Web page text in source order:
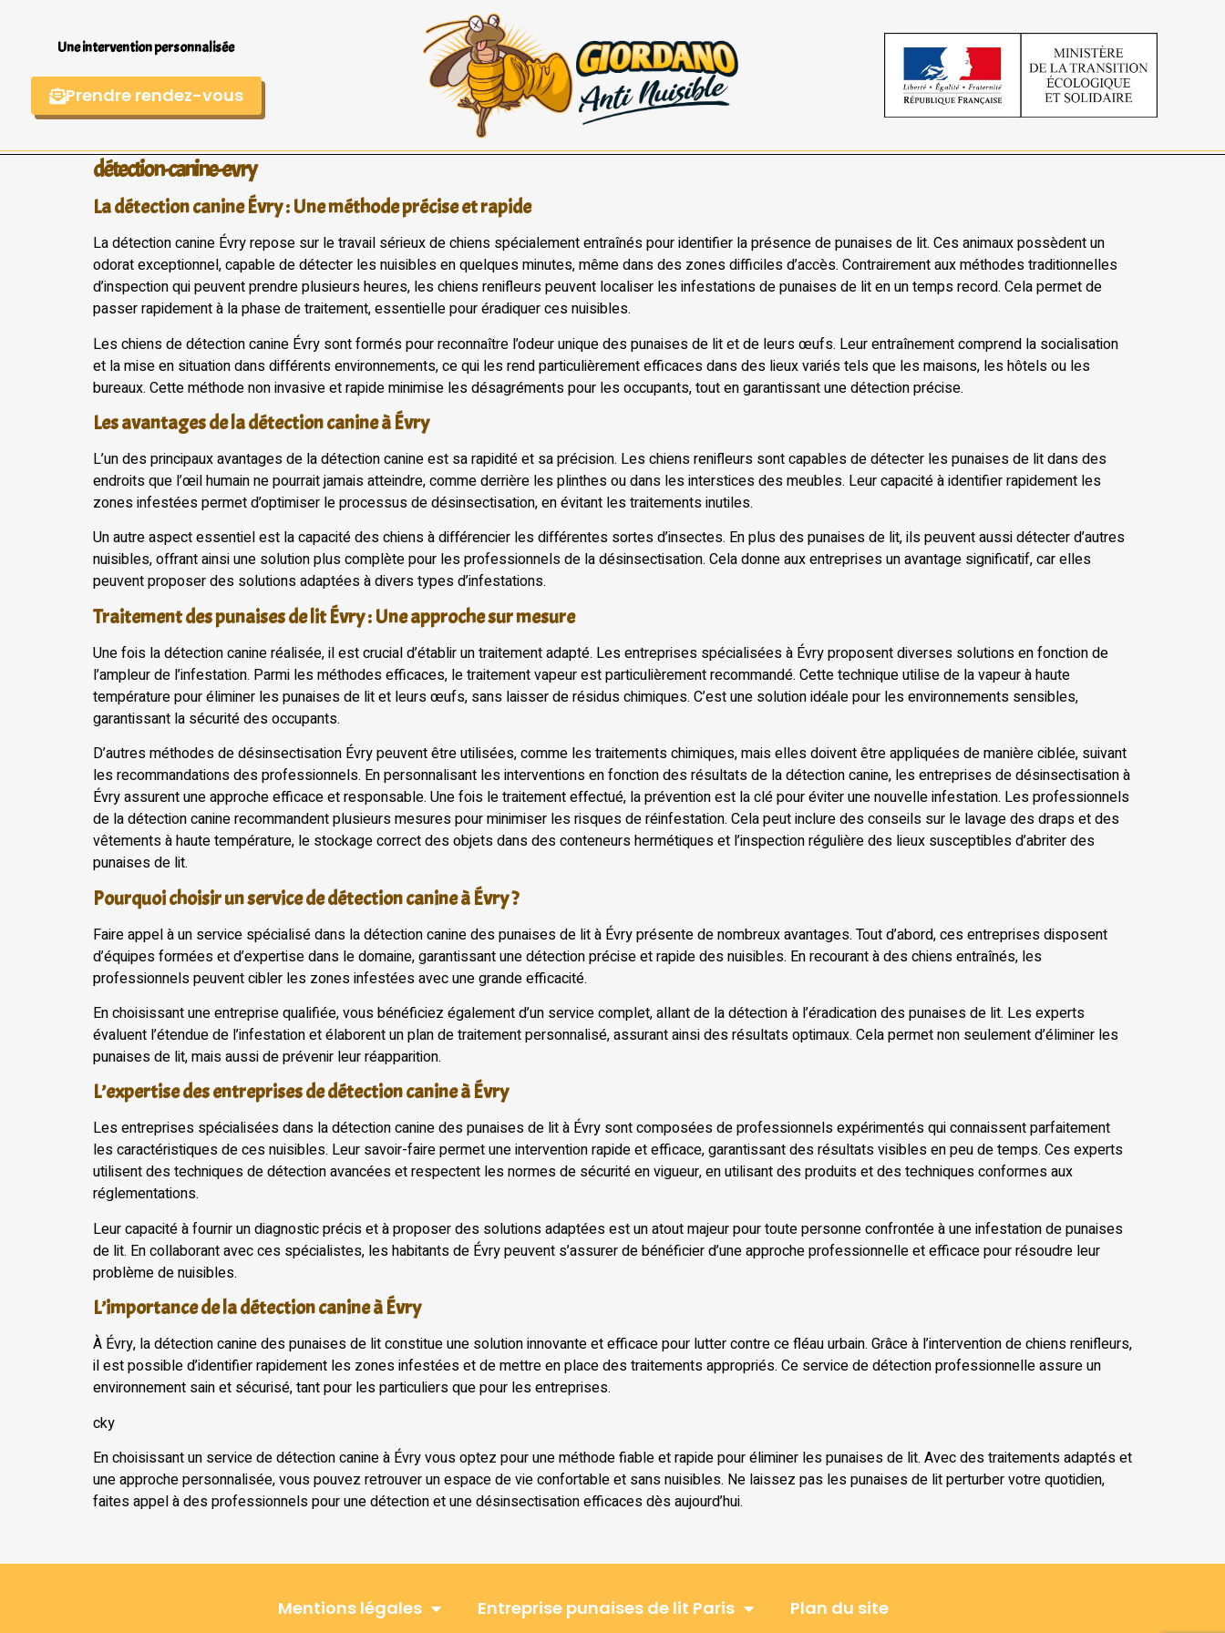
Une intervention personnalisée
Prendre rendez-vous
détection-canine-evry
La détection canine Évry : Une méthode précise et rapide
La détection canine Évry repose sur le travail sérieux de chiens spécialement entraînés pour identifier la présence de punaises de lit. Ces animaux possèdent un
odorat exceptionnel, capable de détecter les nuisibles en quelques minutes, même dans des zones difficiles d’accès. Contrairement aux méthodes traditionnelles
d’inspection qui peuvent prendre plusieurs heures, les chiens renifleurs peuvent localiser les infestations de punaises de lit en un temps record. Cela permet de
passer rapidement à la phase de traitement, essentielle pour éradiquer ces nuisibles.
Les chiens de détection canine Évry sont formés pour reconnaître l’odeur unique des punaises de lit et de leurs œufs. Leur entraînement comprend la socialisation
et la mise en situation dans différents environnements, ce qui les rend particulièrement efficaces dans des lieux variés tels que les maisons, les hôtels ou les
bureaux. Cette méthode non invasive et rapide minimise les désagréments pour les occupants, tout en garantissant une détection précise.
Les avantages de la détection canine à Évry
L’un des principaux avantages de la détection canine est sa rapidité et sa précision. Les chiens renifleurs sont capables de détecter les punaises de lit dans des
endroits que l’œil humain ne pourrait jamais atteindre, comme derrière les plinthes ou dans les interstices des meubles. Leur capacité à identifier rapidement les
zones infestées permet d’optimiser le processus de désinsectisation, en évitant les traitements inutiles.
Un autre aspect essentiel est la capacité des chiens à différencier les différentes sortes d’insectes. En plus des punaises de lit, ils peuvent aussi détecter d’autres
nuisibles, offrant ainsi une solution plus complète pour les professionnels de la désinsectisation. Cela donne aux entreprises un avantage significatif, car elles
peuvent proposer des solutions adaptées à divers types d’infestations.
Traitement des punaises de lit Évry : Une approche sur mesure
Une fois la détection canine réalisée, il est crucial d’établir un traitement adapté. Les entreprises spécialisées à Évry proposent diverses solutions en fonction de
l’ampleur de l’infestation. Parmi les méthodes efficaces, le traitement vapeur est particulièrement recommandé. Cette technique utilise de la vapeur à haute
température pour éliminer les punaises de lit et leurs œufs, sans laisser de résidus chimiques. C’est une solution idéale pour les environnements sensibles,
garantissant la sécurité des occupants.
D’autres méthodes de désinsectisation Évry peuvent être utilisées, comme les traitements chimiques, mais elles doivent être appliquées de manière ciblée, suivant
les recommandations des professionnels. En personnalisant les interventions en fonction des résultats de la détection canine, les entreprises de désinsectisation à
Évry assurent une approche efficace et responsable. Une fois le traitement effectué, la prévention est la clé pour éviter une nouvelle infestation. Les professionnels
de la détection canine recommandent plusieurs mesures pour minimiser les risques de réinfestation. Cela peut inclure des conseils sur le lavage des draps et des
vêtements à haute température, le stockage correct des objets dans des conteneurs hermétiques et l’inspection régulière des lieux susceptibles d’abriter des
punaises de lit.
Pourquoi choisir un service de détection canine à Évry ?
Faire appel à un service spécialisé dans la détection canine des punaises de lit à Évry présente de nombreux avantages. Tout d’abord, ces entreprises disposent
d’équipes formées et d’expertise dans le domaine, garantissant une détection précise et rapide des nuisibles. En recourant à des chiens entraînés, les
professionnels peuvent cibler les zones infestées avec une grande efficacité.
En choisissant une entreprise qualifiée, vous bénéficiez également d’un service complet, allant de la détection à l’éradication des punaises de lit. Les experts
évaluent l’étendue de l’infestation et élaborent un plan de traitement personnalisé, assurant ainsi des résultats optimaux. Cela permet non seulement d’éliminer les
punaises de lit, mais aussi de prévenir leur réapparition.
L’expertise des entreprises de détection canine à Évry
Les entreprises spécialisées dans la détection canine des punaises de lit à Évry sont composées de professionnels expérimentés qui connaissent parfaitement
les caractéristiques de ces nuisibles. Leur savoir-faire permet une intervention rapide et efficace, garantissant des résultats visibles en peu de temps. Ces experts
utilisent des techniques de détection avancées et respectent les normes de sécurité en vigueur, en utilisant des produits et des techniques conformes aux
réglementations.
Leur capacité à fournir un diagnostic précis et à proposer des solutions adaptées est un atout majeur pour toute personne confrontée à une infestation de punaises
de lit. En collaborant avec ces spécialistes, les habitants de Évry peuvent s’assurer de bénéficier d’une approche professionnelle et efficace pour résoudre leur
problème de nuisibles.
L’importance de la détection canine à Évry
À Évry, la détection canine des punaises de lit constitue une solution innovante et efficace pour lutter contre ce fléau urbain. Grâce à l’intervention de chiens renifleurs,
il est possible d’identifier rapidement les zones infestées et de mettre en place des traitements appropriés. Ce service de détection professionnelle assure un
environnement sain et sécurisé, tant pour les particuliers que pour les entreprises.
cky
En choisissant un service de détection canine à Évry vous optez pour une méthode fiable et rapide pour éliminer les punaises de lit. Avec des traitements adaptés et
une approche personnalisée, vous pouvez retrouver un espace de vie confortable et sans nuisibles. Ne laissez pas les punaises de lit perturber votre quotidien,
faites appel à des professionnels pour une détection et une désinsectisation efficaces dès aujourd’hui.
Mentions légales Entreprise punaises de lit Paris Plan du site